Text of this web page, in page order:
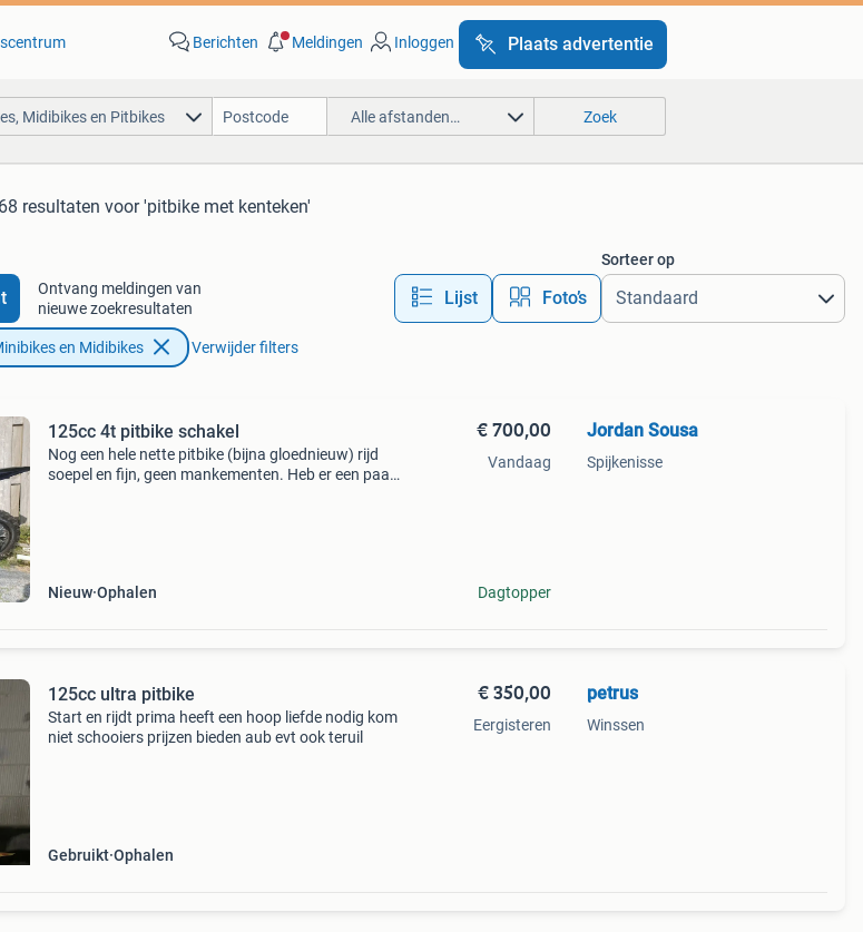
Berichten Meldingen Inloggen Plaats advertentie
Midibikes en Pitbikes Alle afstanden… Zoek
68 resultaten voor 'pitbike met kenteken'
Ontvang meldingen van
nieuwe zoekresultaten
Lijst Foto’s
Sorteer op
en Midibikes Verwijder filters
125cc 4t pitbike schakel
Nog een hele nette pitbike (bijna gloednieuw) rijd
soepel en fijn, geen mankementen. Heb er een paar
Nieuw Ophalen
€ 700,00
Vandaag
Dagtopper
Jordan Sousa
Spijkenisse
125cc ultra pitbike
Start en rijdt prima heeft een hoop liefde nodig kom
niet schooiers prijzen bieden aub evt ook teruil
Gebruikt Ophalen
€ 350,00
Eergisteren
petrus
Winssen